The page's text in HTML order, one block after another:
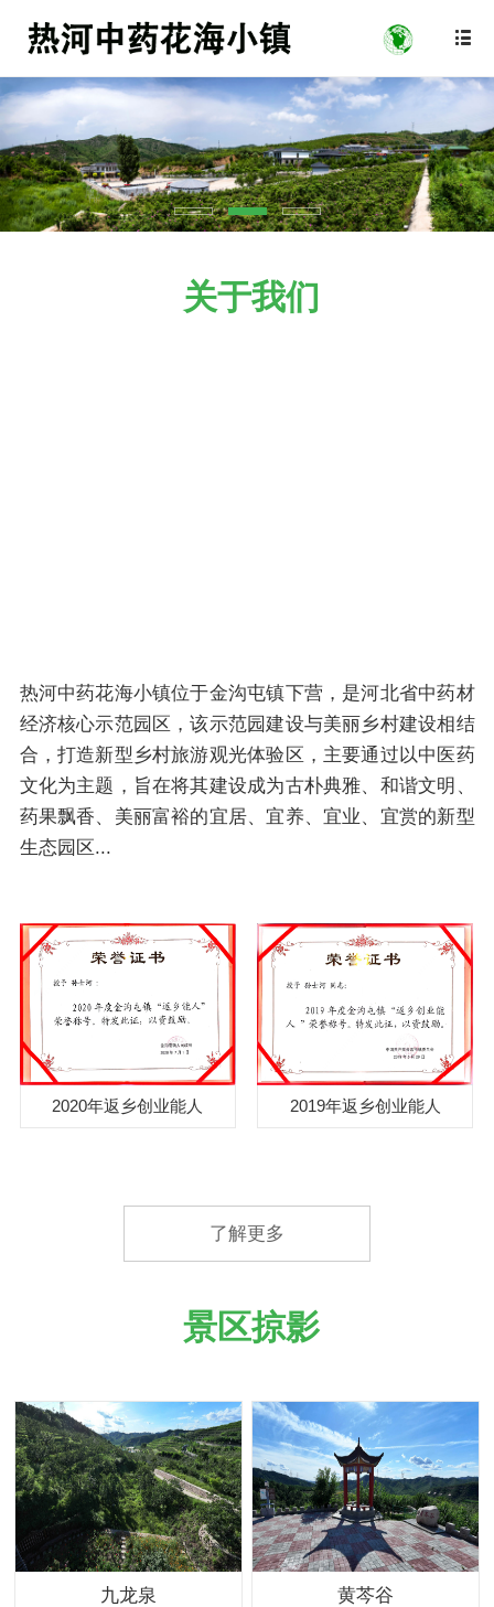

关于我们
热河中药花海小镇位于金沟屯镇下营，是河北省中药材
经济核心示范园区，该示范园建设与美丽乡村建设相结
合，打造新型乡村旅游观光体验区，主要通过以中医药
文化为主题，旨在将其建设成为古朴典雅、和谐文明、
药果飘香、美丽富裕的宜居、宜养、宜业、宜赏的新型
生态园区...
2020年返乡创业能人 2019年返乡创业能人
了解更多
景区掠影
九龙泉 黄芩谷